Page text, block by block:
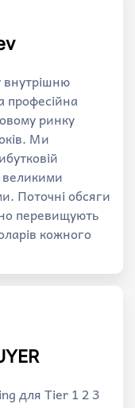
ринку
Ми
великими
Поточні обсяги
перевищують
кожного
для Tier 1 2 3